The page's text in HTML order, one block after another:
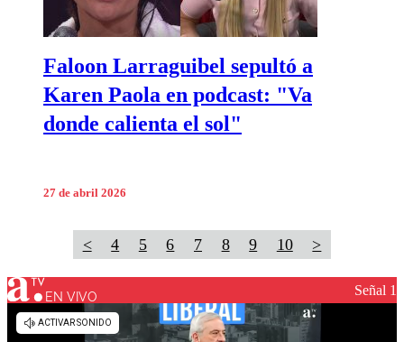
Faloon Larraguibel sepultó a
Karen Paola en podcast: "Va
donde calienta el sol"
27 de abril 2026
< 4 5 6 7 8 9 10 >
EN VIVO Señal 1